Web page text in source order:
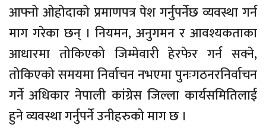
आफ्नो ओहोदाको प्रमाणपत्र पेश गर्नुपर्नेछ व्यवस्था गर्न
माग गरेका छन् । नियमन, अनुगमन र आवश्यकताका
आधारमा तोकिएको जिम्मेवारी हेरफेर गर्न सक्ने,
तोकिएको समयमा निर्वाचन नभएमा पुनःगठनरनिर्वाचन
गर्ने अधिकार नेपाली कांग्रेस जिल्ला कार्यसमितिलाई
हुने व्यवस्था गर्नुपर्ने उनीहरुको माग छ ।